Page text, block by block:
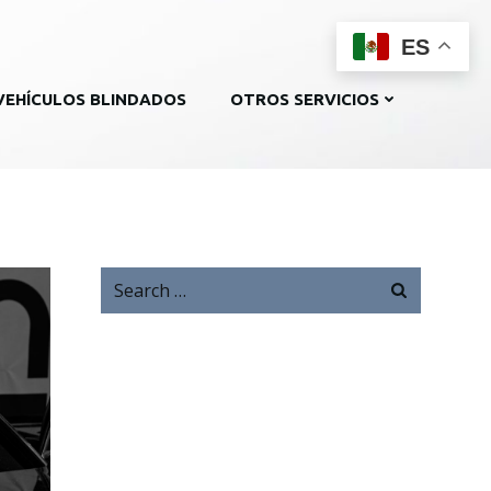
BLINDADOS OTROS SERVICIOS
ES